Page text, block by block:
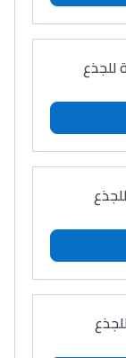
للجذع